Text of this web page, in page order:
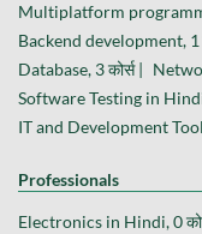
Multiplatform
Backend development, 1
Database, 3 कोर्स |
Software Testing in
IT and Development
Professionals
Electronics in Hindi, 0